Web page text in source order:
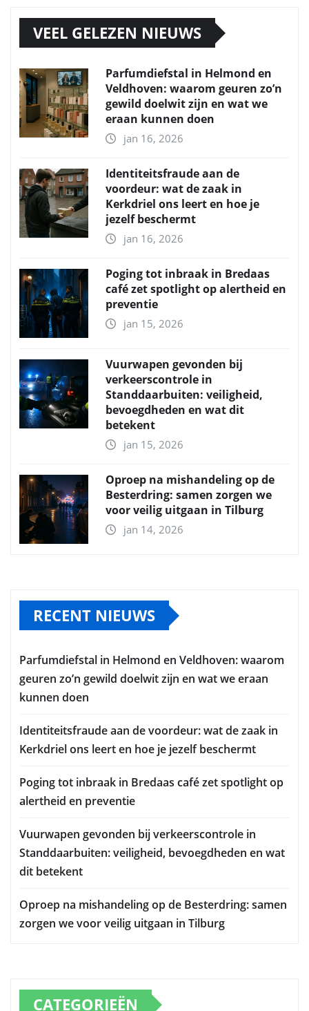
VEEL GELEZEN NIEUWS
Parfumdiefstal in Helmond en
Veldhoven: waarom geuren zo’n
gewild doelwit zijn en wat we
eraan kunnen doen
jan 16, 2026
Identiteitsfraude aan de
voordeur: wat de zaak in
Kerkdriel ons leert en hoe je
jezelf beschermt
jan 16, 2026
Poging tot inbraak in Bredaas
café zet spotlight op alertheid en
preventie
jan 15, 2026
Vuurwapen gevonden bij
verkeerscontrole in
Standdaarbuiten: veiligheid,
bevoegdheden en wat dit
betekent
jan 15, 2026
Oproep na mishandeling op de
Besterdring: samen zorgen we
voor veilig uitgaan in Tilburg
jan 14, 2026
RECENT NIEUWS
Parfumdiefstal in Helmond en Veldhoven: waarom
geuren zo’n gewild doelwit zijn en wat we eraan
kunnen doen
Identiteitsfraude aan de voordeur: wat de zaak in
Kerkdriel ons leert en hoe je jezelf beschermt
Poging tot inbraak in Bredaas café zet spotlight op
alertheid en preventie
Vuurwapen gevonden bij verkeerscontrole in
Standdaarbuiten: veiligheid, bevoegdheden en wat
dit betekent
Oproep na mishandeling op de Besterdring: samen
zorgen we voor veilig uitgaan in Tilburg
CATEGORIEËN